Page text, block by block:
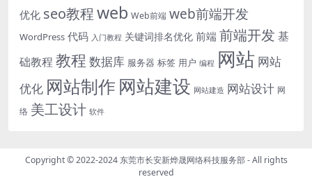
优化 seo教程web Web前端 web前端开发
WordPress 代码 入门教程 关键词排名优化 前端 前端开发 基
础教程 教程 数据库 服务器 标签 用户 编程 网站 网站
优化 网站制作 网站建设 网站建造 网站设计 网
络 美工设计 软件
Copyright © 2022-2024 东莞市长安新烨晟网络科技服务部- All rights
reserved